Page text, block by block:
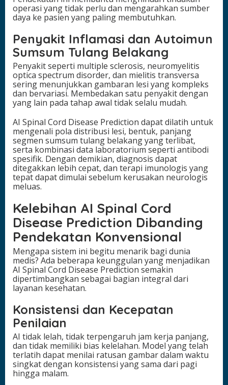
operasi yang tidak perlu dan mengarahkan sumber
daya ke pasien yang paling membutuhkan.
Penyakit Inflamasi dan Autoimun
Sumsum Tulang Belakang
Penyakit seperti multiple sclerosis, neuromyelitis
optica spectrum disorder, dan mielitis transversa
sering menunjukkan gambaran lesi yang kompleks
dan bervariasi. Membedakan satu penyakit dengan
yang lain pada tahap awal tidak selalu mudah.
AI Spinal Cord Disease Prediction dapat dilatih untuk
mengenali pola distribusi lesi, bentuk, panjang
segmen sumsum tulang belakang yang terlibat,
serta kombinasi data laboratorium seperti antibodi
spesifik. Dengan demikian, diagnosis dapat
ditegakkan lebih cepat, dan terapi imunologis yang
tepat dapat dimulai sebelum kerusakan neurologis
meluas.
Kelebihan AI Spinal Cord
Disease Prediction Dibanding
Pendekatan Konvensional
Mengapa sistem ini begitu menarik bagi dunia
medis? Ada beberapa keunggulan yang menjadikan
AI Spinal Cord Disease Prediction semakin
dipertimbangkan sebagai bagian integral dari
layanan kesehatan.
Konsistensi dan Kecepatan
Penilaian
AI tidak lelah, tidak terpengaruh jam kerja panjang,
dan tidak memiliki bias kelelahan. Model yang telah
terlatih dapat menilai ratusan gambar dalam waktu
singkat dengan konsistensi yang sama dari pagi
hingga malam.